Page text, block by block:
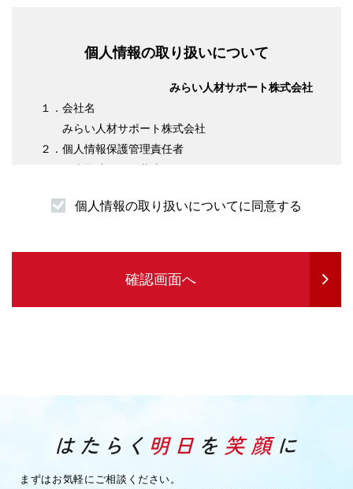
個人情報の取り扱いについて
みらい人材サポート株式会社
１．会社名
みらい人材サポート株式会社
２．個人情報保護管理責任者
（１）求職者様情報
・企業紹介先のご案内を行うため
・サービスの提供に必要な書類などの発送
・サービスに関する情報のご案内等を行うため
・企業様へ各種連絡を行うため
・その他、上記業務に関連または付随する業務を行う
ため
個人情報の取り扱いについてに同意する
確認画面へ
まずはお気軽にご相談ください。